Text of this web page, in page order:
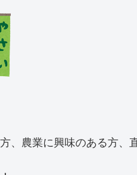
、農業に興味のある方、